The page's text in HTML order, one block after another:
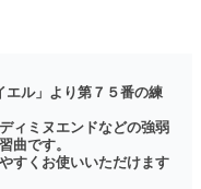
エル」より第７５番の練
ィミヌエンドなどの強弱
曲です。
すくお使いいただけます